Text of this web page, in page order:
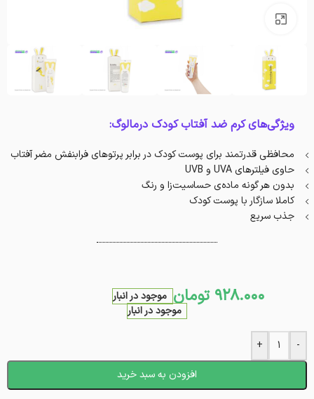
ویژگی‌های کرم ضد آفتاب کودک درمالوگ:
محافظی قدرتمند برای پوست کودک در برابر پرتوهای فرابنفش مضر آفتاب
حاوی فیلترهای UVA و UVB
بدون هر گونه ماده‌ی حساسیت‌زا و رنگ
کاملا سازگار با پوست کودک
جذب سریع
928.000 تومان موجود در انبار
موجود در انبار
-
+
افزودن به سبد خرید